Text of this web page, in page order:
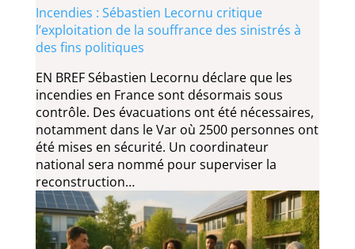
Incendies : Sébastien Lecornu critique
l’exploitation de la souffrance des sinistrés à
des fins politiques
EN BREF Sébastien Lecornu déclare que les
incendies en France sont désormais sous
contrôle. Des évacuations ont été nécessaires,
notamment dans le Var où 2500 personnes ont
été mises en sécurité. Un coordinateur
national sera nommé pour superviser la
reconstruction…